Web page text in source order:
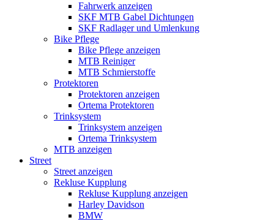
Fahrwerk anzeigen
SKF MTB Gabel Dichtungen
SKF Radlager und Umlenkung
Bike Pflege
Bike Pflege anzeigen
MTB Reiniger
MTB Schmierstoffe
Protektoren
Protektoren anzeigen
Ortema Protektoren
Trinksystem
Trinksystem anzeigen
Ortema Trinksystem
MTB anzeigen
Street
Street anzeigen
Rekluse Kupplung
Rekluse Kupplung anzeigen
Harley Davidson
BMW